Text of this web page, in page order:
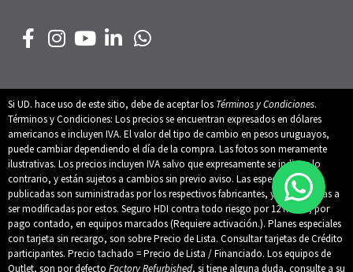
Si UD. hace uso de este sitio, debe de aceptar los Términos y Condiciones.
Términos y Condiciones: Los precios se encuentran expresados en dólares
americanos e incluyen IVA. El valor del tipo de cambio en pesos uruguayos,
puede cambiar dependiendo el día de la compra. Las fotos son meramente
ilustrativas. Los precios incluyen IVA salvo que expresamente se indique lo
contrario, y están sujetos a cambios sin previo aviso. Las especificaciones
publicadas son suministradas por los respectivos fabricantes, y están sujetas a
ser modificadas por estos. Seguro HDI contra todo riesgo por 12 meses, por
pago contado, en equipos marcados (Requiere activación.). Planes especiales
con tarjeta sin recargo, son sobre Precio de Lista. Consultar tarjetas de Crédito
participantes. Precio tachado = Precio de Lista / Financiado. Los equipos de
Outlet, son por defecto Factory Refurbished, si tiene alguna duda, consulte a su